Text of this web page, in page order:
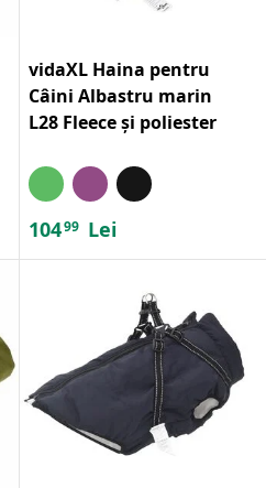
vidaXL Haina pentru
Câini Albastru marin
L28 Fleece și poliester
10499 Lei